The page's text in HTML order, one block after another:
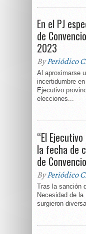
En el PJ
de
2023
ByPeriódico
Al aproximarse
incertidumbre
Ejecutivo
elecciones...
“El
la fecha de
de
ByPeriódico
Tras la sanción
Necesidad de
surgieron